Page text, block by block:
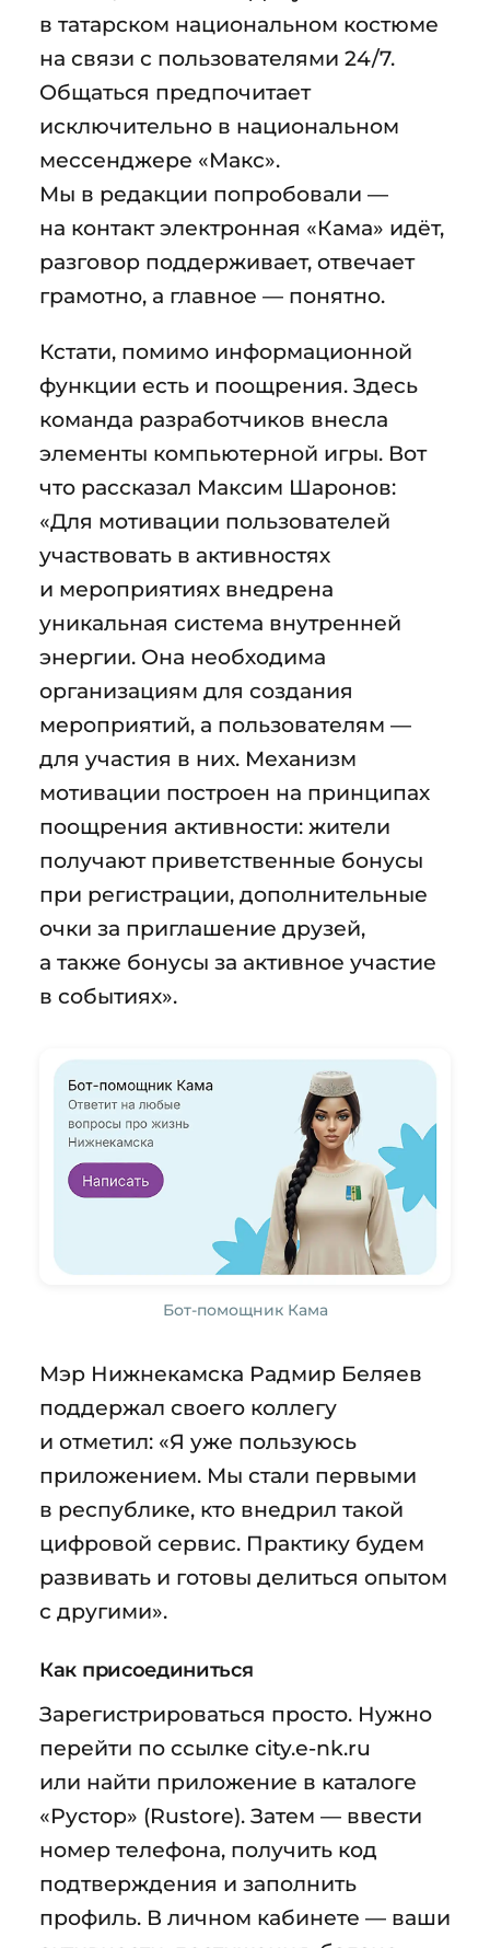
в татарском национальном костюме
на связи с пользователями 24/7.
Общаться предпочитает
исключительно в национальном
мессенджере «Макс».
Мы в редакции попробовали —
на контакт электронная «Кама» идёт,
разговор поддерживает, отвечает
грамотно, а главное — понятно.
Кстати, помимо информационной
функции есть и поощрения. Здесь
команда разработчиков внесла
элементы компьютерной игры. Вот
что рассказал Максим Шаронов:
«Для мотивации пользователей
участвовать в активностях
и мероприятиях внедрена
уникальная система внутренней
энергии. Она необходима
организациям для создания
мероприятий, а пользователям —
для участия в них. Механизм
мотивации построен на принципах
поощрения активности: жители
получают приветственные бонусы
при регистрации, дополнительные
очки за приглашение друзей,
а также бонусы за активное участие
в событиях».
Бот-помощник Кама
Мэр Нижнекамска Радмир Беляев
поддержал своего коллегу
и отметил: «Я уже пользуюсь
приложением. Мы стали первыми
в республике, кто внедрил такой
цифровой сервис. Практику будем
развивать и готовы делиться опытом
с другими».
Как присоединиться
Зарегистрироваться просто. Нужно
перейти по ссылке city.e-nk.ru
или найти приложение в каталоге
«Рустор» (Rustore). Затем — ввести
номер телефона, получить код
подтверждения и заполнить
профиль. В личном кабинете — ваши